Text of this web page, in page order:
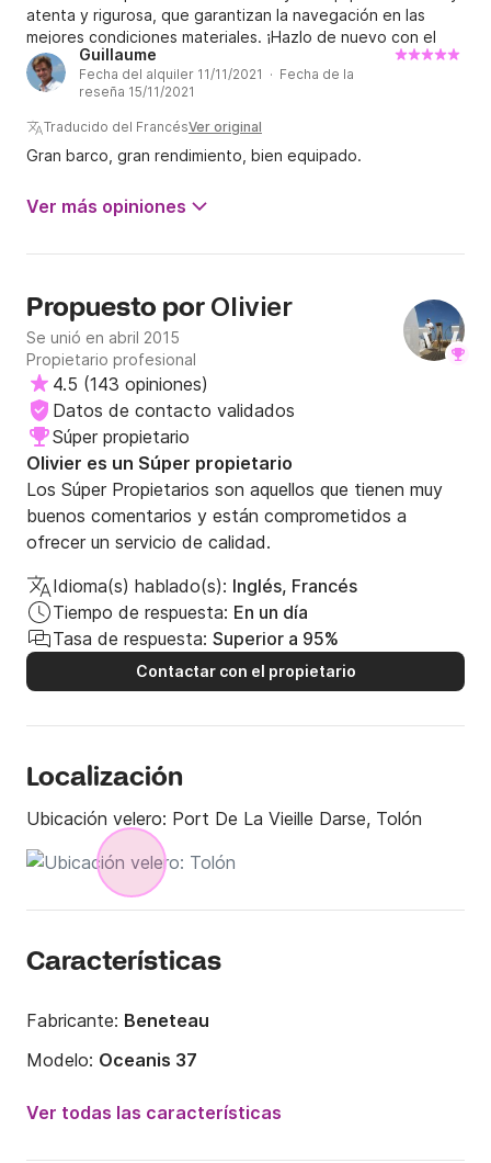
atenta y rigurosa, que garantizan la navegación en las
mejores condiciones materiales. ¡Hazlo de nuevo con el
Oceanis 37!Guillaume
Fecha del alquiler 11/11/2021 · Fecha de la
reseña 15/11/2021
Traducido del FrancésVer original
Gran barco, gran rendimiento, bien equipado.
Ver más opiniones
Propuesto por Olivier
Se unió en abril 2015
Propietario profesional
4.5 (143 opiniones)
Datos de contacto validados
Súper propietario
Olivier es un Súper propietario
Los Súper Propietarios son aquellos que tienen muy
buenos comentarios y están comprometidos a
ofrecer un servicio de calidad.
Idioma(s) hablado(s): Inglés, Francés
Tiempo de respuesta: En un día
Tasa de respuesta: Superior a 95%
Contactar con el propietario
Localización
Ubicación velero: Port De La Vieille Darse, Tolón
Características
Fabricante: Beneteau
Modelo: Oceanis 37
Ver todas las características